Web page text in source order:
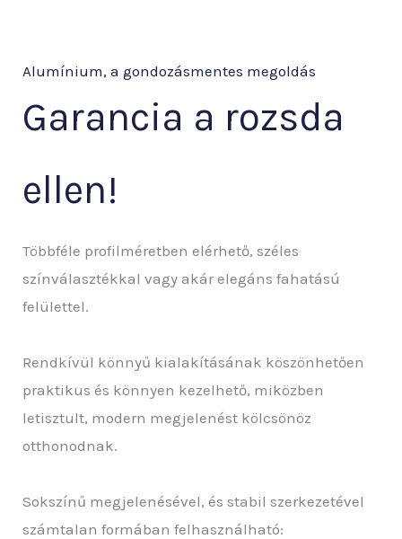
Alumínium, a gondozásmentes megoldás
Garancia a rozsda
ellen!
Többféle profilméretben elérhető, széles
színválasztékkal vagy akár elegáns fahatású
felülettel.
Rendkívül könnyű kialakításának köszönhetően
praktikus és könnyen kezelhető, miközben
letisztult, modern megjelenést kölcsönöz
otthonodnak.
Sokszínű megjelenésével, és stabil szerkezetével
számtalan formában felhasználható: